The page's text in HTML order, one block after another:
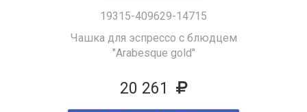
19315-409629-14715
Чашка для эспрессо с блюдцем
"Arabesque gold"
20 261